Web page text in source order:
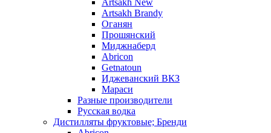
Artsakh New
Artsakh Brandy
Оганян
Прошянский
Миджнаберд
Abricon
Getnatoun
Иджеванский ВКЗ
Мараси
Разные производители
Русская водка
Дистилляты фруктовые; Бренди